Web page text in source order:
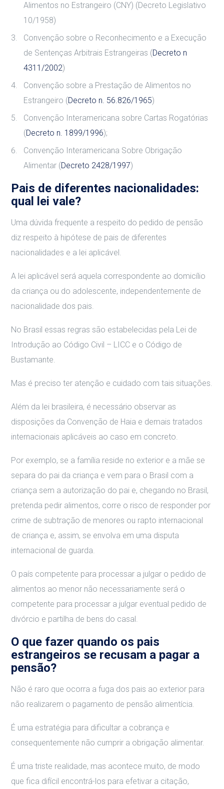
Alimentos no Estrangeiro (CNY) (Decreto Legislativo
10/1958)
Convenção sobre o Reconhecimento e a Execução
de Sentenças Arbitrais Estrangeiras (Decreto n
4311/2002)
Convenção sobre a Prestação de Alimentos no
Estrangeiro (Decreto n. 56.826/1965)
Convenção Interamericana sobre Cartas Rogatórias
(Decreto n. 1899/1996);
Convenção Interamericana Sobre Obrigação
Alimentar (Decreto 2428/1997)
Pais de diferentes nacionalidades:
qual lei vale?
Uma dúvida frequente a respeito do pedido de pensão
diz respeito à hipótese de pais de diferentes
nacionalidades e a lei aplicável.
A lei aplicável será aquela correspondente ao domicílio
da criança ou do adolescente, independentemente de
nacionalidade dos pais.
No Brasil essas regras são estabelecidas pela Lei de
Introdução ao Código Civil – LICC e o Código de
Bustamante.
Mas é preciso ter atenção e cuidado com tais situações.
Além da lei brasileira, é necessário observar as
disposições da Convenção de Haia e demais tratados
internacionais aplicáveis ao caso em concreto.
Por exemplo, se a família reside no exterior e a mãe se
separa do pai da criança e vem para o Brasil com a
criança sem a autorização do pai e, chegando no Brasil,
pretenda pedir alimentos, corre o risco de responder por
crime de subtração de menores ou rapto internacional
de criança e, assim, se envolva em uma disputa
internacional de guarda.
O país competente para processar a julgar o pedido de
alimentos ao menor não necessariamente será o
competente para processar a julgar eventual pedido de
divórcio e partilha de bens do casal.
O que fazer quando os pais
estrangeiros se recusam a pagar a
pensão?
Não é raro que ocorra a fuga dos pais ao exterior para
não realizarem o pagamento de pensão alimentícia.
É uma estratégia para dificultar a cobrança e
consequentemente não cumprir a obrigação alimentar.
É uma triste realidade, mas acontece muito, de modo
que fica difícil encontrá-los para efetivar a citação,